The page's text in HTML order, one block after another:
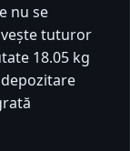
nu se
tuturor
18.05 kg